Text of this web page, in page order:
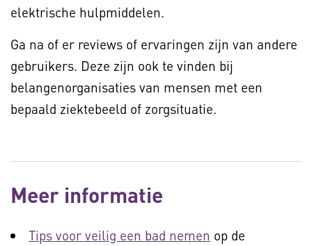
elektrische hulpmiddelen.
Ga na of er reviews of ervaringen zijn van andere
gebruikers. Deze zijn ook te vinden bij
belangenorganisaties van mensen met een
bepaald ziektebeeld of zorgsituatie.
Meer informatie
Tips voor veilig een bad nemen op de